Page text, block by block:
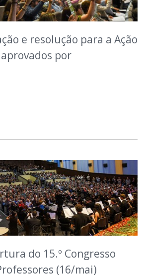
e resolução para a Ação
por
do 15.º Congresso
(16/mai)